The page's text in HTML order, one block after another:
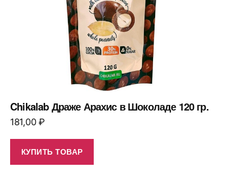
Chikalab Драже Арахис в Шоколаде 120 гр.
181,00₽
КУПИТЬ ТОВАР